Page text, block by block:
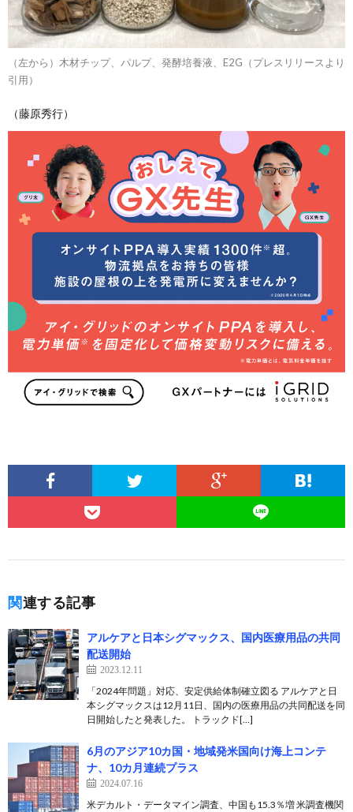
（左から）木材チップ、パルプ、発酵培養液、E2G（プレスリリースより
引用）
（藤原秀行）
関連する記事
アルケアと日本シグマックス、国内医療用品の共同
配送開始
2023.12.11
「2024年問題」対応、安定供給体制確立図る アルケアと日
本シグマックスは12月11日、国内の医療用品の共同配送を同
日開始したと発表した。 トラックド[…]
6月のアジア10カ国・地域発米国向け海上コンテ
ナ、10カ月連続プラス
2024.07.16
米デカルト・データマイン調査、中国も15.3％増 米調査機関